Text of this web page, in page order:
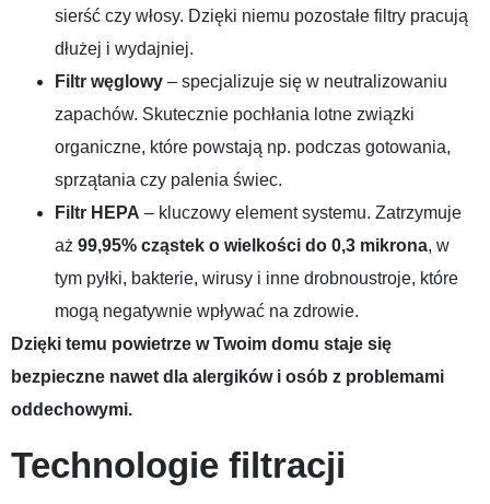
sierść czy włosy. Dzięki niemu pozostałe filtry pracują
dłużej i wydajniej.
Filtr węglowy – specjalizuje się w neutralizowaniu
zapachów. Skutecznie pochłania lotne związki
organiczne, które powstają np. podczas gotowania,
sprzątania czy palenia świec.
Filtr HEPA – kluczowy element systemu. Zatrzymuje
aż 99,95% cząstek o wielkości do 0,3 mikrona, w
tym pyłki, bakterie, wirusy i inne drobnoustroje, które
mogą negatywnie wpływać na zdrowie.
Dzięki temu powietrze w Twoim domu staje się
bezpieczne nawet dla alergików i osób z problemami
oddechowymi.
Technologie filtracji